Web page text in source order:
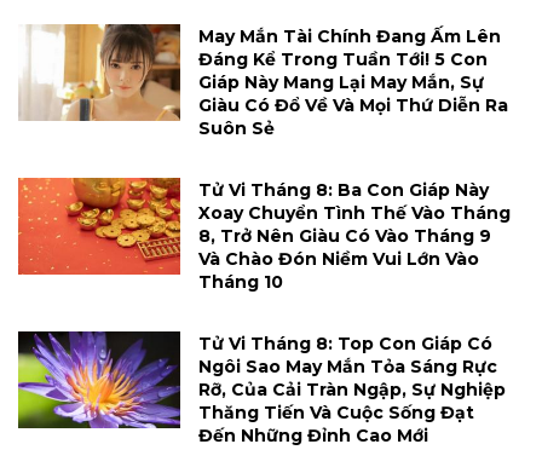
May Mắn Tài Chính Đang Ấm Lên
Đáng Kể Trong Tuần Tới! 5 Con
Giáp Này Mang Lại May Mắn, Sự
Giàu Có Đổ Về Và Mọi Thứ Diễn Ra
Suôn Sẻ
Tử Vi Tháng 8: Ba Con Giáp Này
Xoay Chuyển Tình Thế Vào Tháng
8, Trở Nên Giàu Có Vào Tháng 9
Và Chào Đón Niềm Vui Lớn Vào
Tháng 10
Tử Vi Tháng 8: Top Con Giáp Có
Ngôi Sao May Mắn Tỏa Sáng Rực
Rỡ, Của Cải Tràn Ngập, Sự Nghiệp
Thăng Tiến Và Cuộc Sống Đạt
Đến Những Đỉnh Cao Mới